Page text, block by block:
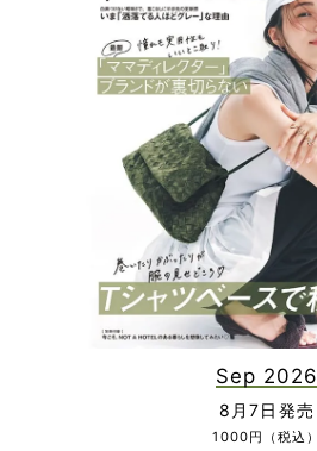
Sep 2026
8月7日発売
1000円（税込）